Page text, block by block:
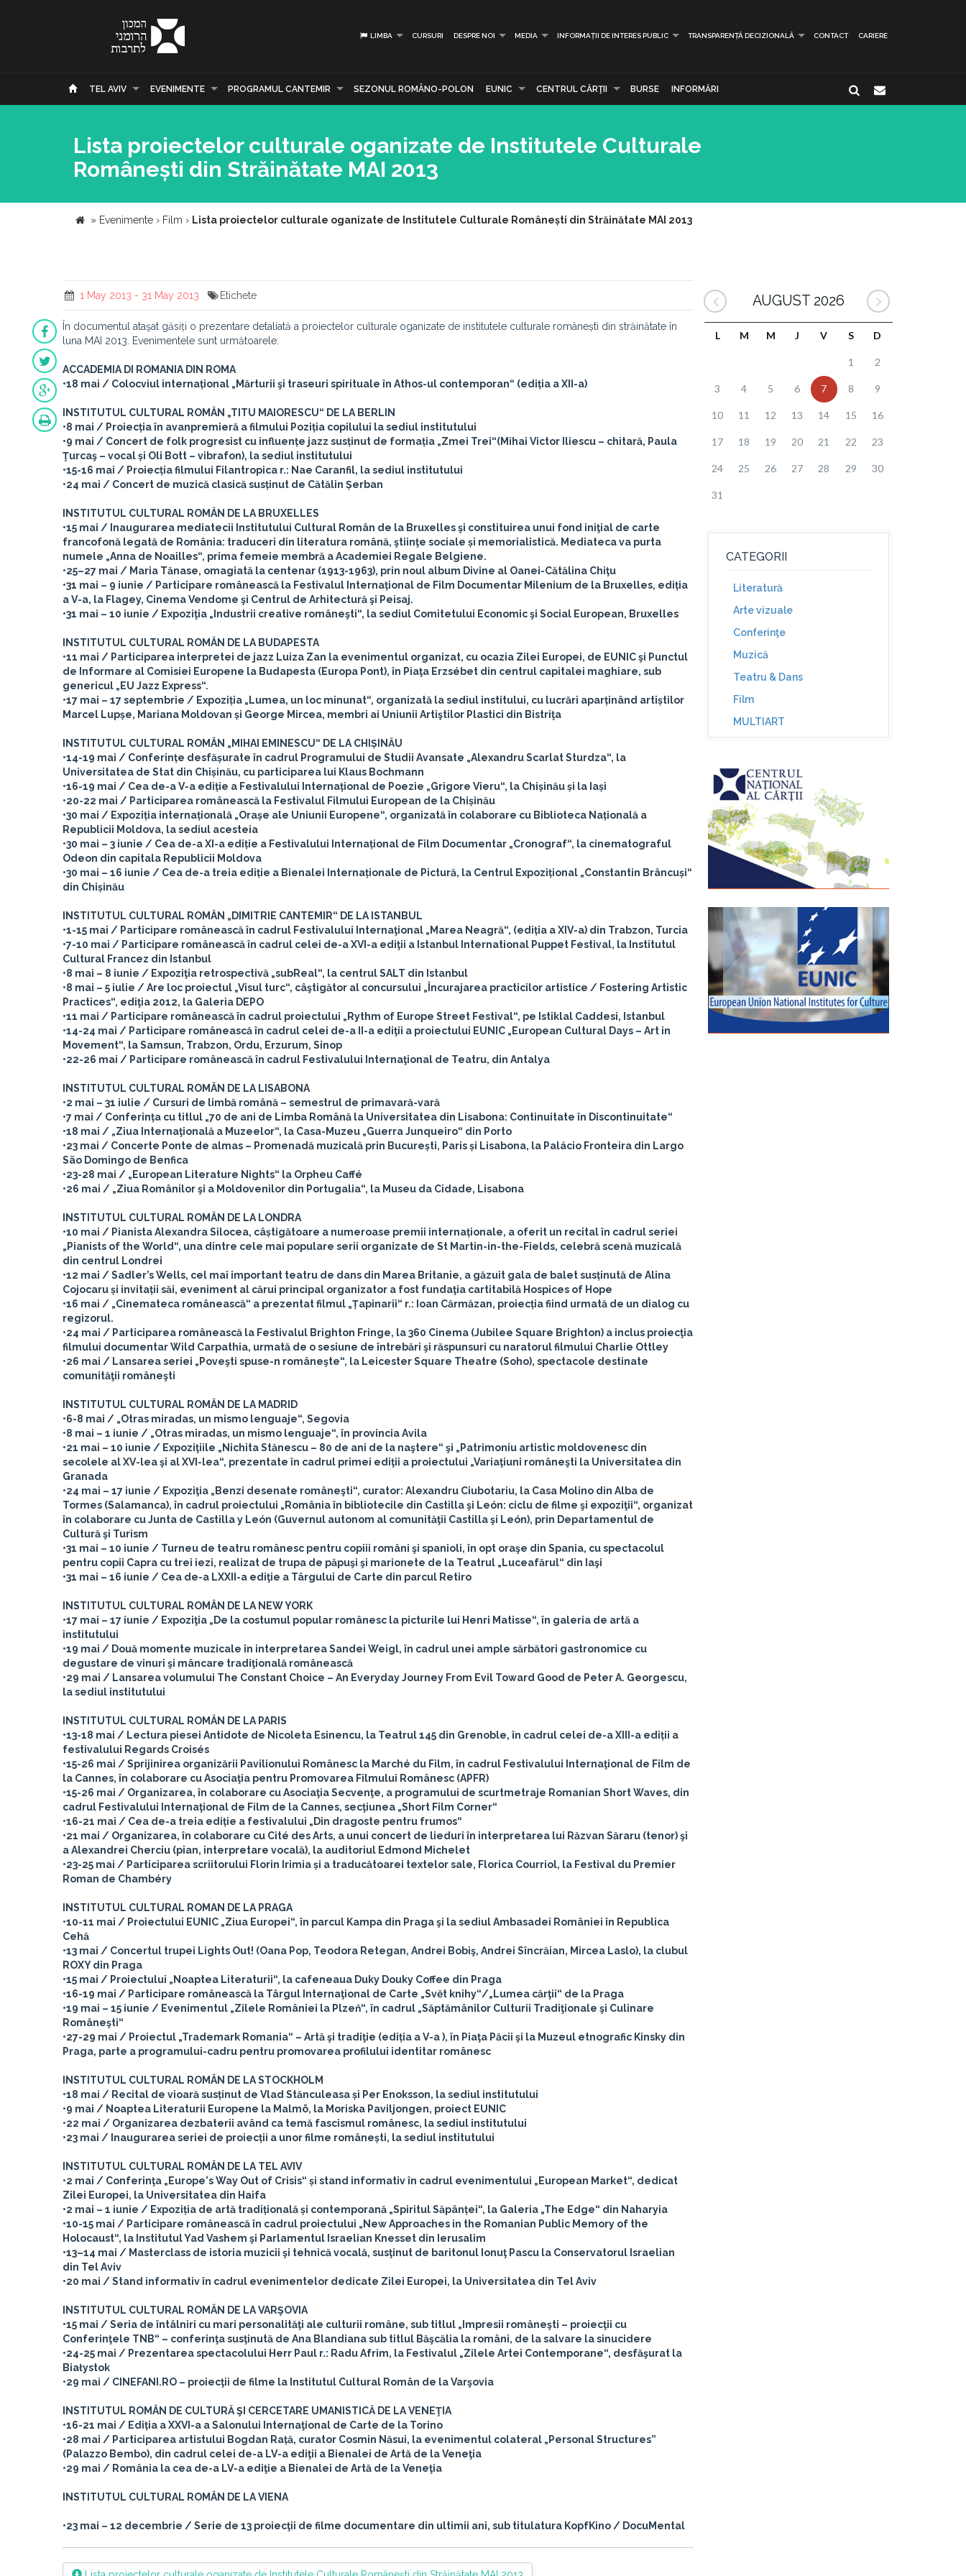
LIMBA CURSURI DESPRE NOI MEDIA INFORMAȚII DE INTERES PUBLIC TRANSPARENȚĂ DECIZIONALĂ CONTACT CARIERE
TEL AVIV EVENIMENTE PROGRAMUL CANTEMIR SEZONUL ROMÂNO-POLON EUNIC CENTRUL CĂRŢII BURSE INFORMĂRI
Lista proiectelor culturale oganizate de Institutele Culturale
Românești din Străinătate MAI 2013
» Evenimente › Film › Lista proiectelor culturale oganizate de Institutele Culturale Românești din Străinătate MAI 2013
1 May 2013 - 31 May 2013 Etichete
În documentul ataşat găsiți o prezentare detaliată a proiectelor culturale oganizate de institutele culturale românești din străinătate în
luna MAI 2013. Evenimentele sunt următoarele:
ACCADEMIA DI ROMANIA DIN ROMA
•18 mai / Colocviul internațional „Mărturii şi traseuri spirituale în Athos-ul contemporan“ (ediția a XII-a)
INSTITUTUL CULTURAL ROMÂN „TITU MAIORESCU“ DE LA BERLIN
•8 mai / Proiecția în avanpremieră a filmului Poziția copilului la sediul institutului
•9 mai / Concert de folk progresist cu influențe jazz susținut de formația „Zmei Trei“(Mihai Victor Iliescu – chitară, Paula
Ţurcaş – vocal și Oli Bott – vibrafon), la sediul institutului
•15-16 mai / Proiecția filmului Filantropica r.: Nae Caranfil, la sediul institutului
•24 mai / Concert de muzică clasică susținut de Cătălin Șerban
INSTITUTUL CULTURAL ROMÂN DE LA BRUXELLES
•15 mai / Inaugurarea mediatecii Institutului Cultural Român de la Bruxelles şi constituirea unui fond iniţial de carte
francofonă legată de România: traduceri din literatura română, ştiinţe sociale și memorialistică. Mediateca va purta
numele „Anna de Noailles“, prima femeie membră a Academiei Regale Belgiene.
•25–27 mai / Maria Tănase, omagiată la centenar (1913-1963), prin noul album Divine al Oanei-Cătălina Chiţu
•31 mai – 9 iunie / Participare românească la Festivalul Internațional de Film Documentar Milenium de la Bruxelles, ediția
a V-a, la Flagey, Cinema Vendome şi Centrul de Arhitectură şi Peisaj.
•31 mai – 10 iunie / Expoziţia „Industrii creative româneşti“, la sediul Comitetului Economic şi Social European, Bruxelles
INSTITUTUL CULTURAL ROMÂN DE LA BUDAPESTA
•11 mai / Participarea interpretei de jazz Luiza Zan la evenimentul organizat, cu ocazia Zilei Europei, de EUNIC şi Punctul
de Informare al Comisiei Europene la Budapesta (Europa Pont), în Piaţa Erzsébet din centrul capitalei maghiare, sub
genericul „EU Jazz Express“.
•17 mai – 17 septembrie / Expoziția „Lumea, un loc minunat“, organizată la sediul institului, cu lucrări aparținând artiștilor
Marcel Lupșe, Mariana Moldovan și George Mircea, membri ai Uniunii Artiştilor Plastici din Bistriţa
INSTITUTUL CULTURAL ROMÂN „MIHAI EMINESCU“ DE LA CHIȘINĂU
•14-19 mai / Conferințe desfășurate în cadrul Programului de Studii Avansate „Alexandru Scarlat Sturdza“, la
Universitatea de Stat din Chișinău, cu participarea lui Klaus Bochmann
•16-19 mai / Cea de-a V-a ediție a Festivalului Internațional de Poezie „Grigore Vieru“, la Chișinău și la Iași
•20-22 mai / Participarea românească la Festivalul Filmului European de la Chișinău
•30 mai / Expoziția internațională „Orașe ale Uniunii Europene“, organizată în colaborare cu Biblioteca Națională a
Republicii Moldova, la sediul acesteia
•30 mai – 3 iunie / Cea de-a XI-a ediție a Festivalului Internațional de Film Documentar „Cronograf“, la cinematograful
Odeon din capitala Republicii Moldova
•30 mai – 16 iunie / Cea de-a treia ediție a Bienalei Internaționale de Pictură, la Centrul Expozițional „Constantin Brâncuși“
din Chișinău
INSTITUTUL CULTURAL ROMÂN „DIMITRIE CANTEMIR“ DE LA ISTANBUL
•1-15 mai / Participare românească în cadrul Festivalului Internaţional „Marea Neagră“, (ediția a XIV-a) din Trabzon, Turcia
•7-10 mai / Participare românească în cadrul celei de-a XVI-a ediţii a Istanbul International Puppet Festival, la Institutul
Cultural Francez din Istanbul
•8 mai – 8 iunie / Expoziţia retrospectivă „subReal“, la centrul SALT din Istanbul
•8 mai – 5 iulie / Are loc proiectul „Visul turc“, câştigător al concursului „Încurajarea practicilor artistice / Fostering Artistic
Practices“, ediţia 2012, la Galeria DEPO
•11 mai / Participare românească în cadrul proiectului „Rythm of Europe Street Festival“, pe Istiklal Caddesi, Istanbul
•14-24 mai / Participare românească în cadrul celei de-a II-a ediţii a proiectului EUNIC „European Cultural Days – Art in
Movement“, la Samsun, Trabzon, Ordu, Erzurum, Sinop
•22-26 mai / Participare românească în cadrul Festivalului Internaţional de Teatru, din Antalya
INSTITUTUL CULTURAL ROMÂN DE LA LISABONA
•2 mai – 31 iulie / Cursuri de limbă română – semestrul de primavară-vară
•7 mai / Conferința cu titlul „70 de ani de Limba Română la Universitatea din Lisabona: Continuitate în Discontinuitate“
•18 mai / „Ziua Internaţională a Muzeelor“, la Casa-Muzeu „Guerra Junqueiro“ din Porto
•23 mai / Concerte Ponte de almas – Promenadă muzicală prin București, Paris și Lisabona, la Palácio Fronteira din Largo
São Domingo de Benfica
•23-28 mai / „European Literature Nights“ la Orpheu Caffé
•26 mai / „Ziua Românilor şi a Moldovenilor din Portugalia“, la Museu da Cidade, Lisabona
INSTITUTUL CULTURAL ROMÂN DE LA LONDRA
•10 mai / Pianista Alexandra Silocea, câștigătoare a numeroase premii internaționale, a oferit un recital în cadrul seriei
„Pianists of the World“, una dintre cele mai populare serii organizate de St Martin-in-the-Fields, celebră scenă muzicală
din centrul Londrei
•12 mai / Sadler’s Wells, cel mai important teatru de dans din Marea Britanie, a găzuit gala de balet susținută de Alina
Cojocaru și invitații săi, eveniment al cărui principal organizator a fost fundaţia cartitabilă Hospices of Hope
•16 mai / „Cinemateca românească“ a prezentat filmul „Țapinarii“ r.: Ioan Cărmăzan, proiecția fiind urmată de un dialog cu
regizorul.
•24 mai / Participarea românească la Festivalul Brighton Fringe, la 360 Cinema (Jubilee Square Brighton) a inclus proiecţia
filmului documentar Wild Carpathia, urmată de o sesiune de întrebări şi răspunsuri cu naratorul filmului Charlie Ottley
•26 mai / Lansarea seriei „Poveşti spuse-n româneşte“, la Leicester Square Theatre (Soho), spectacole destinate
comunităţii româneşti
INSTITUTUL CULTURAL ROMÂN DE LA MADRID
•6-8 mai / „Otras miradas, un mismo lenguaje“, Segovia
•8 mai – 1 iunie / „Otras miradas, un mismo lenguaje“, în provincia Avila
•21 mai – 10 iunie / Expoziţiile „Nichita Stănescu – 80 de ani de la naştere“ şi „Patrimoniu artistic moldovenesc din
secolele al XV-lea şi al XVI-lea“, prezentate în cadrul primei ediţii a proiectului „Variaţiuni româneşti la Universitatea din
Granada
•24 mai – 17 iunie / Expoziţia „Benzi desenate româneşti“, curator: Alexandru Ciubotariu, la Casa Molino din Alba de
Tormes (Salamanca), în cadrul proiectului „România în bibliotecile din Castilla şi León: ciclu de filme şi expoziţii“, organizat
în colaborare cu Junta de Castilla y León (Guvernul autonom al comunităţii Castilla şi León), prin Departamentul de
Cultură şi Turism
•31 mai – 10 iunie / Turneu de teatru românesc pentru copiii români şi spanioli, în opt oraşe din Spania, cu spectacolul
pentru copii Capra cu trei iezi, realizat de trupa de păpuşi şi marionete de la Teatrul „Luceafărul“ din Iaşi
•31 mai – 16 iunie / Cea de-a LXXII-a ediţie a Târgului de Carte din parcul Retiro
INSTITUTUL CULTURAL ROMÂN DE LA NEW YORK
•17 mai – 17 iunie / Expoziţia „De la costumul popular românesc la picturile lui Henri Matisse“, în galeria de artă a
institutului
•19 mai / Două momente muzicale în interpretarea Sandei Weigl, în cadrul unei ample sărbători gastronomice cu
degustare de vinuri şi mâncare tradiţională românească
•29 mai / Lansarea volumului The Constant Choice – An Everyday Journey From Evil Toward Good de Peter A. Georgescu,
la sediul institutului
INSTITUTUL CULTURAL ROMÂN DE LA PARIS
•13-18 mai / Lectura piesei Antidote de Nicoleta Esinencu, la Teatrul 145 din Grenoble, în cadrul celei de-a XIII-a ediții a
festivalului Regards Croisés
•15-26 mai / Sprijinirea organizării Pavilionului Românesc la Marché du Film, în cadrul Festivalului Internaţional de Film de
la Cannes, în colaborare cu Asociaţia pentru Promovarea Filmului Românesc (APFR)
•15-26 mai / Organizarea, în colaborare cu Asociaţia Secvenţe, a programului de scurtmetraje Romanian Short Waves, din
cadrul Festivalului Internaţional de Film de la Cannes, secţiunea „Short Film Corner“
•16-21 mai / Cea de-a treia ediție a festivalului „Din dragoste pentru frumos“
•21 mai / Organizarea, în colaborare cu Cité des Arts, a unui concert de lieduri în interpretarea lui Răzvan Săraru (tenor) şi
a Alexandrei Cherciu (pian, interpretare vocală), la auditoriul Edmond Michelet
•23-25 mai / Participarea scriitorului Florin Irimia și a traducătoarei textelor sale, Florica Courriol, la Festival du Premier
Roman de Chambéry
INSTITUTUL CULTURAL ROMAN DE LA PRAGA
•10-11 mai / Proiectului EUNIC „Ziua Europei“, în parcul Kampa din Praga şi la sediul Ambasadei României în Republica
Cehă
•13 mai / Concertul trupei Lights Out! (Oana Pop, Teodora Retegan, Andrei Bobiş, Andrei Sîncrăian, Mircea Laslo), la clubul
ROXY din Praga
•15 mai / Proiectului „Noaptea Literaturii“, la cafeneaua Duky Douky Coffee din Praga
•16-19 mai / Participare românească la Târgul Internaţional de Carte „Svět knihy“/„Lumea cărţii“ de la Praga
•19 mai – 15 iunie / Evenimentul „Zilele României la Plzeň“, în cadrul „Săptămânilor Culturii Tradiţionale şi Culinare
Româneşti“
•27-29 mai / Proiectul „Trademark Romania“ – Artă şi tradiţie (ediția a V-a ), în Piaţa Păcii şi la Muzeul etnografic Kinsky din
Praga, parte a programului-cadru pentru promovarea profilului identitar românesc
INSTITUTUL CULTURAL ROMÂN DE LA STOCKHOLM
•18 mai / Recital de vioară susținut de Vlad Stănculeasa și Per Enoksson, la sediul institutului
•9 mai / Noaptea Literaturii Europene la Malmö, la Moriska Paviljongen, proiect EUNIC
•22 mai / Organizarea dezbaterii având ca temă fascismul românesc, la sediul institutului
•23 mai / Inaugurarea seriei de proiecții a unor filme românești, la sediul institutului
INSTITUTUL CULTURAL ROMÂN DE LA TEL AVIV
•2 mai / Conferinţa „Europe's Way Out of Crisis“ și stand informativ în cadrul evenimentului „European Market“, dedicat
Zilei Europei, la Universitatea din Haifa
•2 mai – 1 iunie / Expoziția de artă tradițională și contemporană „Spiritul Săpânței“, la Galeria „The Edge“ din Naharyia
•10-15 mai / Participare românească în cadrul proiectului „New Approaches in the Romanian Public Memory of the
Holocaust“, la Institutul Yad Vashem şi Parlamentul Israelian Knesset din Ierusalim
•13–14 mai / Masterclass de istoria muzicii şi tehnică vocală, susţinut de baritonul Ionuţ Pascu la Conservatorul Israelian
din Tel Aviv
•20 mai / Stand informativ în cadrul evenimentelor dedicate Zilei Europei, la Universitatea din Tel Aviv
INSTITUTUL CULTURAL ROMÂN DE LA VARŞOVIA
•15 mai / Seria de întâlniri cu mari personalităţi ale culturii române, sub titlul „Impresii româneşti – proiecţii cu
Conferinţele TNB“ – conferinţa susţinută de Ana Blandiana sub titlul Băşcălia la români, de la salvare la sinucidere
•24-25 mai / Prezentarea spectacolului Herr Paul r.: Radu Afrim, la Festivalul „Zilele Artei Contemporane“, desfăşurat la
Białystok
•29 mai / CINEFANI.RO – proiecţii de filme la Institutul Cultural Român de la Varşovia
INSTITUTUL ROMÂN DE CULTURĂ ŞI CERCETARE UMANISTICĂ DE LA VENEŢIA
•16-21 mai / Ediția a XXVI-a a Salonului Internaţional de Carte de la Torino
•28 mai / Participarea artistului Bogdan Rață, curator Cosmin Năsui, la evenimentul colateral „Personal Structures”
(Palazzo Bembo), din cadrul celei de-a LV-a ediţii a Bienalei de Artă de la Veneţia
•29 mai / România la cea de-a LV-a ediţie a Bienalei de Artă de la Veneţia
INSTITUTUL CULTURAL ROMÂN DE LA VIENA
•23 mai – 12 decembrie / Serie de 13 proiecţii de filme documentare din ultimii ani, sub titulatura KopfKino / DocuMental
AUGUST 2026
L M M J V S D
1 2
3 4 5 6 7 8 9
10 11 12 13 14 15 16
17 18 19 20 21 22 23
24 25 26 27 28 29 30
31
CATEGORII
Literatură
Arte vizuale
Conferinţe
Muzică
Teatru & Dans
Film
MULTIART